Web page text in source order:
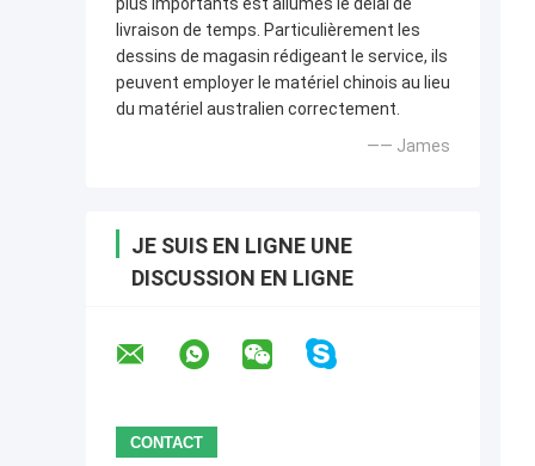
plus importants est allumés le délai de
livraison de temps. Particulièrement les
dessins de magasin rédigeant le service, ils
peuvent employer le matériel chinois au lieu
du matériel australien correctement.
—— James
JE SUIS EN LIGNE UNE
DISCUSSION EN LIGNE